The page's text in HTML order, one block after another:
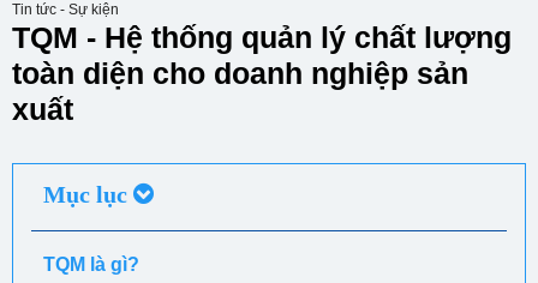
Tin tức - Sự kiện
TQM - Hệ thống quản lý chất lượng
toàn diện cho doanh nghiệp sản
xuất
Mục lục
TQM là gì?